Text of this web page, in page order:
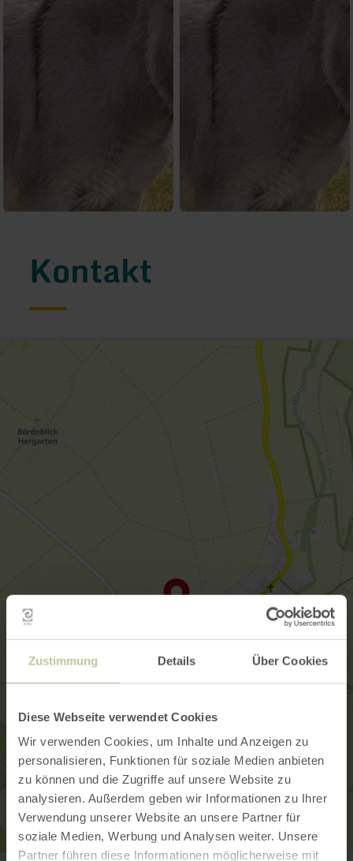
Zustimmung Details Über Cookies
Diese Webseite verwendet Cookies
Wir verwenden Cookies, um Inhalte und Anzeigen zu
personalisieren, Funktionen für soziale Medien anbieten
zu können und die Zugriffe auf unsere Website zu
analysieren. Außerdem geben wir Informationen zu Ihrer
Verwendung unserer Website an unsere Partner für
soziale Medien, Werbung und Analysen weiter. Unsere
Partner führen diese Informationen möglicherweise mit
Kontakt